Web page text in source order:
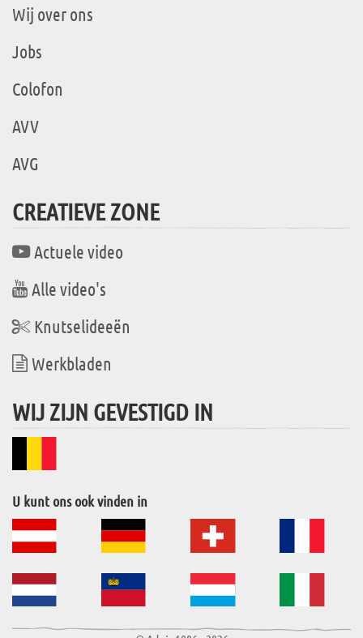
Wij over ons
Jobs
Colofon
AVV
AVG
CREATIEVE ZONE
Actuele video
Alle video's
Knutselideeën
Werkbladen
WIJ ZIJN GEVESTIGD IN
U kunt ons ook vinden in